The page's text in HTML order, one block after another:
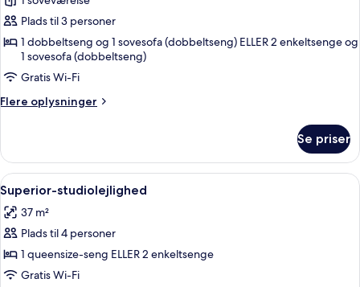
Standardværelse
til
personer
Plads til 3 personer
1 dobbeltseng og 1 sovesofa (dobbeltseng) ELLER 2 enkeltsenge og
1 sovesofa (dobbeltseng)
Gratis Wi-Fi
Flere oplysninger
Flere
til
personer
Se priser
Indlæs
alle
billeder
af
Superior-
studiolejlighed
Et moderne hotelværelse med sofa,
15
Superior-studiolejlighed
37 m²
Plads til 4 personer
1 queensize-seng ELLER 2 enkeltsenge
Gratis Wi-Fi